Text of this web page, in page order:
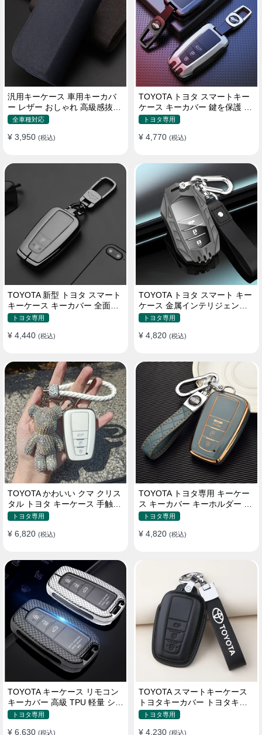
汎用キーケース 車用キーカバ
ー レザー おしゃれ 高級感抜群
ロゴオーダーメイド
全車種対応
¥ 3,950 (税込)
TOYOTA トヨタ スマートキー
ケース キーカバー 鍵を保護 汚
れ防止 滑り止め
トヨタ専用
¥ 4,770 (税込)
TOYOTA 新型 トヨタ スマート
キーケース キーカバー 全面保
護 汚れ防止 滑り止め 傷防止
トヨタ専用
¥ 4,440 (税込)
TOYOTA トヨタ スマート キー
ケース 金属インテリジェント
キーケース 高質な亜鉛合金材
トヨタ専用
¥ 4,820 (税込)
TOYOTA かわいい クマ クリス
タル トヨタ キーケース 手触り
いい 高級 傷防止
トヨタ専用
¥ 6,820 (税込)
TOYOTA トヨタ専用 キーケー
ス キーカバー キーホルダー ス
タイリッシュ オシャレ 汚れ防
トヨタ専用
¥ 4,820 (税込)
TOYOTA キーケース リモコン
キーカバー 高級 TPU 軽量 シリ
コン トヨタ キーホルダー
トヨタ専用
¥ 6,630 (税込)
TOYOTA スマートキーケース
トヨタキーカバー トヨタキー
ケース 本革レザー
トヨタ専用
¥ 4,230 (税込)